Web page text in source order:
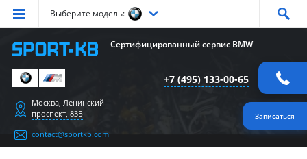
Выберите модель:
Серия Серия Серия
СерияX3
Серия X4 X6 СерияZ4 СерияM
Сертифицированный сервис BMW
+7 (495) 133-00-65
Записаться
Москва, Ленинский
проспект, 83Б
contact@sportkb.com